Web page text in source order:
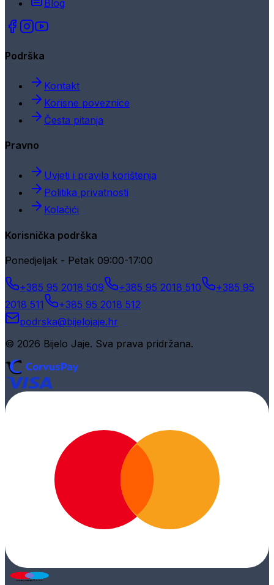
Blog
Podrška
Kontakt
Korisne poveznice
Česta pitanja
Pravno
Uvjeti i pravila korištenja
Politika privatnosti
Kolačići
Korisnička podrška
Ponedjeljak - Petak 09:00-17:00
+385 95 2018 509 +385 95 2018 510
+385 95
2018 511
+385 95 2018 512
podrska@bijelojaje.hr
© 2026 Bijelo Jaje. Sva prava pridržana.